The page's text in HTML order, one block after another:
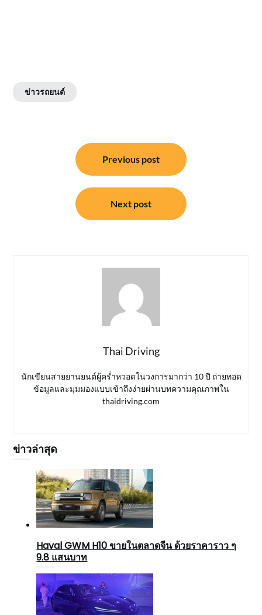
ข่าวรถยนต์
Previous post
Next post
Thai Driving
นักเขียนสายยานยนต์ผู้คร่ำหวอดในวงการมากว่า 10 ปี ถ่ายทอด
ข้อมูลและมุมมองแบบเข้าถึงง่ายผ่านบทความคุณภาพใน
thaidriving.com
ข่าวล่าสุด
Haval GWM H10 ขายในตลาดจีน ด้วยราคาราว ๆ
9.8 แสนบาท